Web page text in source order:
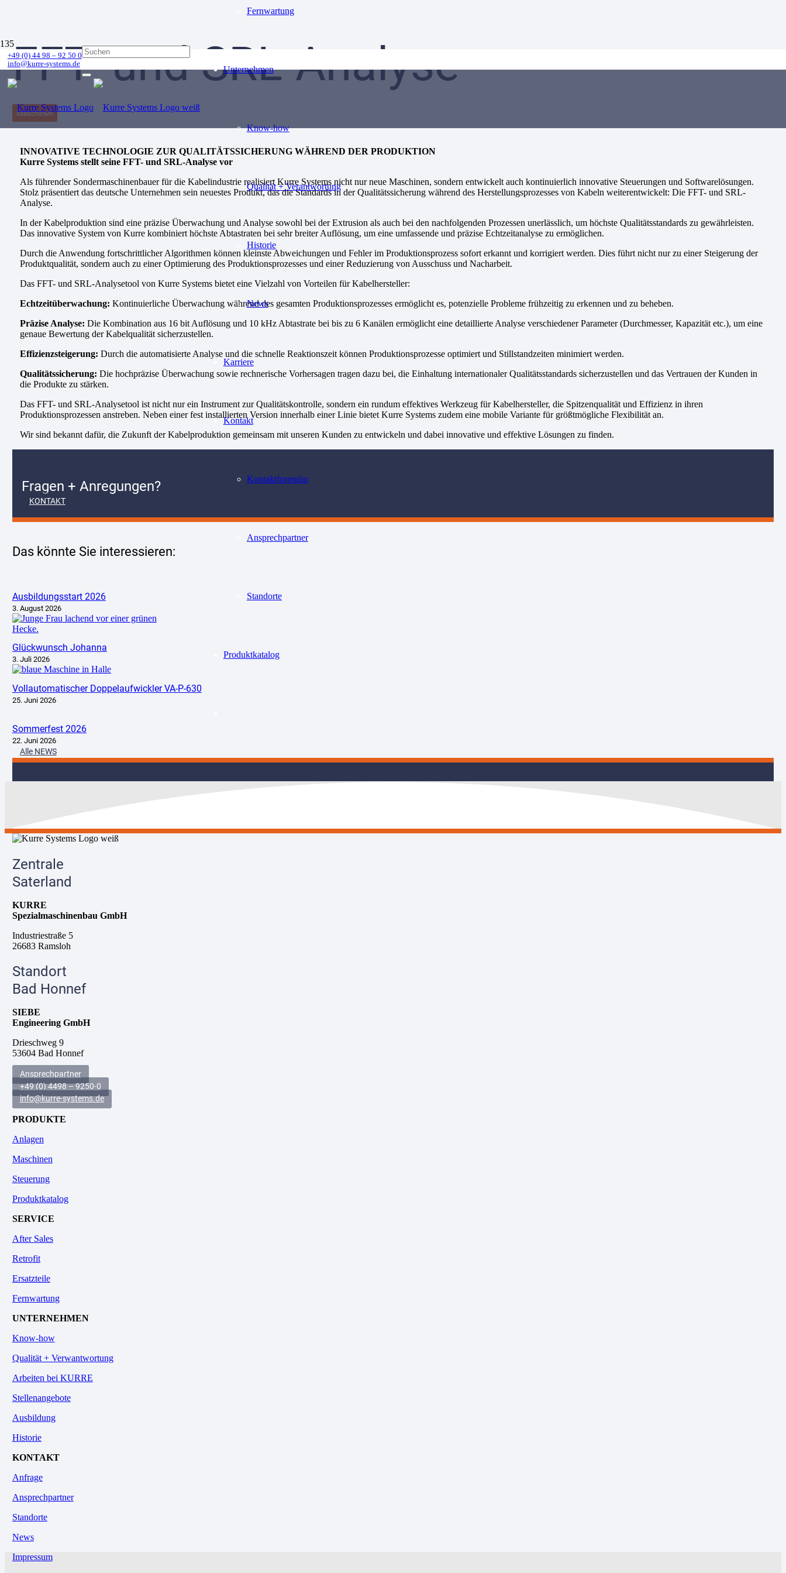
+49 (0) 44 98 – 92 50 0
info@kurre-systems.de
Fernwartung
Unternehmen
Know-how
Qualität + Verantwortung
Historie
News
Karriere
Kontakt
Kontaktformular
Ansprechpartner
Standorte
Produktkatalog
FFT- und SRL-Analyse
Maschinen
INNOVATIVE TECHNOLOGIE ZUR QUALITÄTSSICHERUNG WÄHREND DER PRODUKTION
Kurre Systems stellt seine FFT- und SRL-Analyse vor
Als führender Sondermaschinenbauer für die Kabelindustrie realisiert Kurre Systems nicht nur neue Maschinen, sondern entwickelt auch kontinuierlich innovative Steuerungen und Softwarelösungen.
Stolz präsentiert das deutsche Unternehmen sein neuestes Produkt, das die Standards in der Qualitätssicherung während des Herstellungsprozesses von Kabeln weiterentwickelt: Die FFT- und SRL-
Analyse.
In der Kabelproduktion sind eine präzise Überwachung und Analyse sowohl bei der Extrusion als auch bei den nachfolgenden Prozessen unerlässlich, um höchste Qualitätsstandards zu gewährleisten.
Das innovative System von Kurre kombiniert höchste Abtastraten bei sehr breiter Auflösung, um eine umfassende und präzise Echtzeitanalyse zu ermöglichen.
Durch die Anwendung fortschrittlicher Algorithmen können kleinste Abweichungen und Fehler im Produktionsprozess sofort erkannt und korrigiert werden. Dies führt nicht nur zu einer Steigerung der
Produktqualität, sondern auch zu einer Optimierung des Produktionsprozesses und einer Reduzierung von Ausschuss und Nacharbeit.
Das FFT- und SRL-Analysetool von Kurre Systems bietet eine Vielzahl von Vorteilen für Kabelhersteller:
Echtzeitüberwachung: Kontinuierliche Überwachung während des gesamten Produktionsprozesses ermöglicht es, potenzielle Probleme frühzeitig zu erkennen und zu beheben.
Präzise Analyse: Die Kombination aus 16 bit Auflösung und 10 kHz Abtastrate bei bis zu 6 Kanälen ermöglicht eine detaillierte Analyse verschiedener Parameter (Durchmesser, Kapazität etc.), um eine
genaue Bewertung der Kabelqualität sicherzustellen.
Effizienzsteigerung: Durch die automatisierte Analyse und die schnelle Reaktionszeit können Produktionsprozesse optimiert und Stillstandzeiten minimiert werden.
Qualitätssicherung: Die hochpräzise Überwachung sowie rechnerische Vorhersagen tragen dazu bei, die Einhaltung internationaler Qualitätsstandards sicherzustellen und das Vertrauen der Kunden in
die Produkte zu stärken.
Das FFT- und SRL-Analysetool ist nicht nur ein Instrument zur Qualitätskontrolle, sondern ein rundum effektives Werkzeug für Kabelhersteller, die Spitzenqualität und Effizienz in ihren
Produktionsprozessen anstreben. Neben einer fest installierten Version innerhalb einer Linie bietet Kurre Systems zudem eine mobile Variante für größtmögliche Flexibilität an.
Wir sind bekannt dafür, die Zukunft der Kabelproduktion gemeinsam mit unseren Kunden zu entwickeln und dabei innovative und effektive Lösungen zu finden.
Fragen + Anregungen?
KONTAKT
Das könnte Sie interessieren:
Ausbildungsstart 2026
3. August 2026
Glückwunsch Johanna
3. Juli 2026
Vollautomatischer Doppelaufwickler VA-P-630
25. Juni 2026
Sommerfest 2026
22. Juni 2026
Alle NEWS
Zentrale
Saterland
KURRE
Spezialmaschinenbau GmbH
Industriestraße 5
26683 Ramsloh
Standort
Bad Honnef
SIEBE
Engineering GmbH
Drieschweg 9
53604 Bad Honnef
Ansprechpartner
+49 (0) 4498 – 9250-0
info@kurre-systems.de
PRODUKTE
Anlagen
Maschinen
Steuerung
Produktkatalog
SERVICE
After Sales
Retrofit
Ersatzteile
Fernwartung
UNTERNEHMEN
Know-how
Qualität + Verwantwortung
Arbeiten bei KURRE
Stellenangebote
Ausbildung
Historie
KONTAKT
Anfrage
Ansprechpartner
Standorte
News
Impressum